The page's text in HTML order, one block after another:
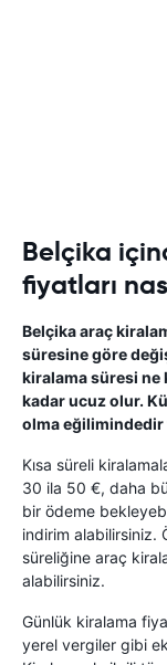
Belçika
fiyatları
Belçika araç
süresine göre
kiralama süresi ne
kadar ucuz olur.
olma eğilimindedir
Kısa süreli
30 ila 50 €, daha
bir ödeme
indirim alabilirsiniz.
süreliğine araç
alabilirsiniz.
Günlük kiralama
yerel vergiler gibi